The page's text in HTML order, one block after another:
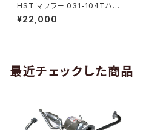
HST マフラー 031-104Tハイ
エース TRH221K(2WD) トヨタ
本体オールステンレス パイプス
¥22,000
最近チェックした商品